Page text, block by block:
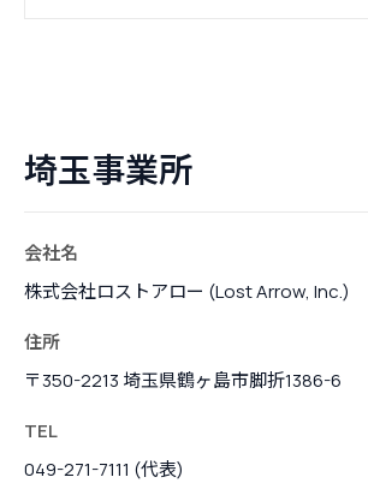
埼玉事業所
会社名
株式会社ロストアロー (Lost Arrow, Inc.)
住所
〒350-2213 埼玉県鶴ヶ島市脚折1386-6
TEL
049-271-7111 (代表)